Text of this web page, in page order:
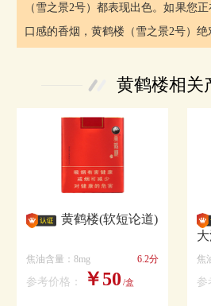
（雪之景2号）都表现出色。如果您
口感的香烟，黄鹤楼（雪之景2号）绝
黄鹤楼相关
黄鹤楼(软短论道)
焦油含量：8mg 6.2分
参考价格： ￥50 /盒
焦
参